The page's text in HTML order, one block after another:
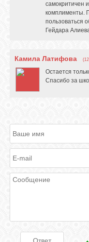
самокритичен
комплименты.
пользоваться
Гейдара
Камила Латифова
Остается
Спасибо за